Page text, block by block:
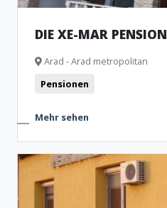
DIE XE-MAR PENSION
Arad - Arad metropolitan
Pensionen
Mehr sehen